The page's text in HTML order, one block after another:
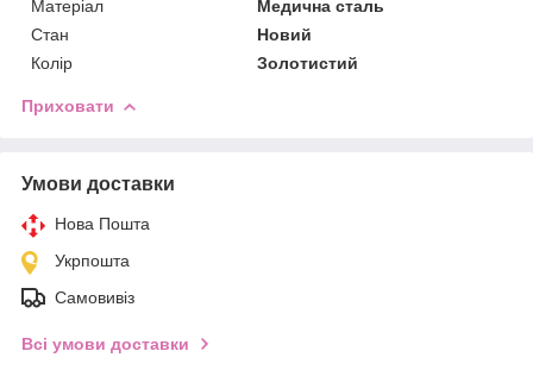
Матеріал
Медична сталь
Стан
Новий
Колір
Золотистий
Приховати
Умови доставки
Нова Пошта
Укрпошта
Самовивіз
Всі умови доставки